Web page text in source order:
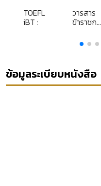
TOEFL
iBT :
วารสาร
ข้าราชการ
2556
ข้อมูลระเบียบหนังสือ